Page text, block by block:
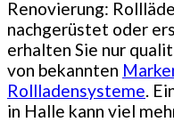
Renovierung:
nachgerüstet oder
erhalten Sie nur
von bekannten
Rollladensysteme.
in Halle kann viel